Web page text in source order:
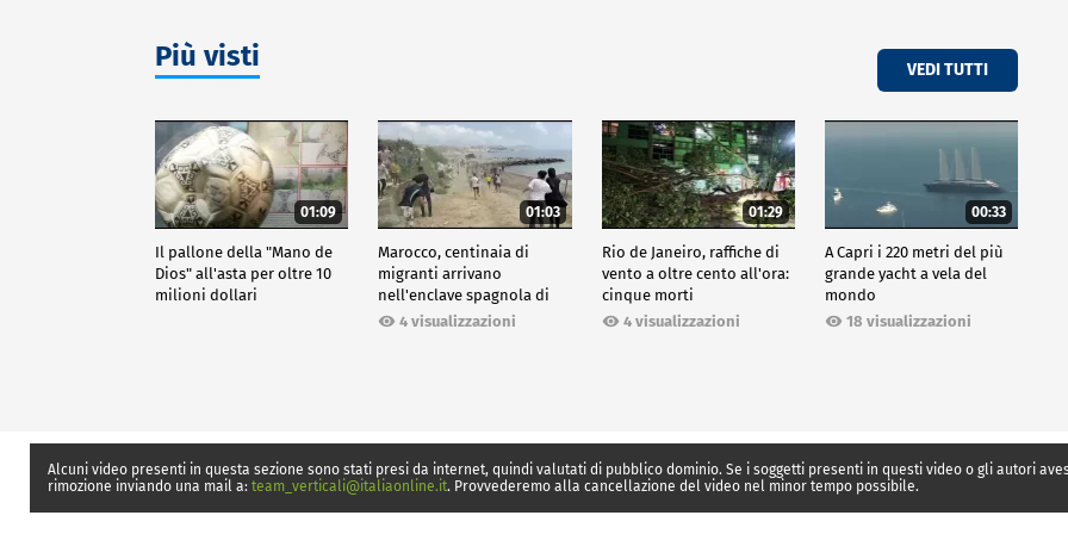
Più visti VEDI TUTTI
01:09
Il pallone della "Mano de
Dios" all'asta per oltre 10
milioni dollari
01:03
Marocco, centinaia di
migranti arrivano
nell'enclave spagnola di
Ceuta4 visualizzazioni
01:29
Rio de Janeiro, raffiche di
vento a oltre cento all'ora:
cinque morti
4 visualizzazioni
00:33
A Capri i 220 metri del più
grande yacht a vela del
mondo
18 visualizzazioni
Alcuni video presenti in questa sezione sono stati presi da internet, quindi valutati di pubblico dominio. Se i soggetti presenti in questi video o gli autori
rimozione inviando una mail a: team_verticali@italiaonline.it. Provvederemo alla cancellazione del video nel minor tempo possibile.